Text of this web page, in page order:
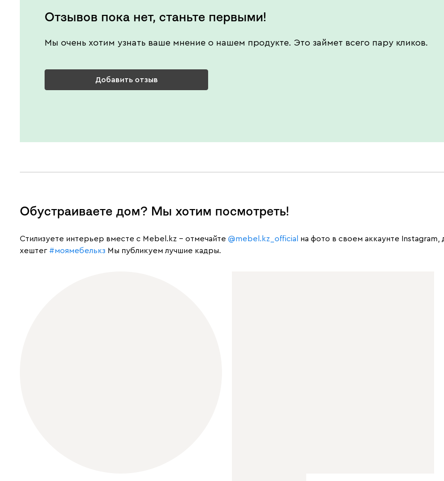
Отзывов пока нет, станьте первыми!
Мы очень хотим узнать ваше мнение о нашем продукте. Это займет всего пару кликов.
Добавить отзыв
Обустраиваете дом? Мы хотим посмотреть!
Cтилизуете интерьер вместе с Mebel.kz – отмечайте @mebel.kz_official
на фото в своем аккаунте Instagram,
хештег #моямебелькз Мы публикуем лучшие кадры.